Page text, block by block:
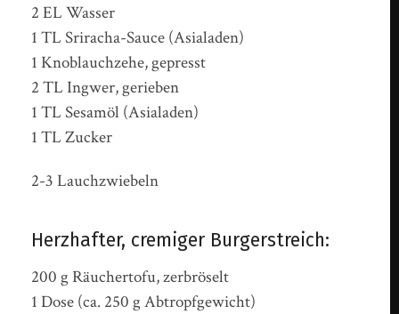
2 EL Wasser
1 TL Sriracha-Sauce (Asialaden)
1 Knoblauchzehe, gepresst
2 TL Ingwer, gerieben
1 TL Sesamöl (Asialaden)
1 TL Zucker
2-3 Lauchzwiebeln
Herzhafter, cremiger Burgerstreich:
200 g Räuchertofu, zerbröselt
1 Dose (ca. 250 g Abtropfgewicht)